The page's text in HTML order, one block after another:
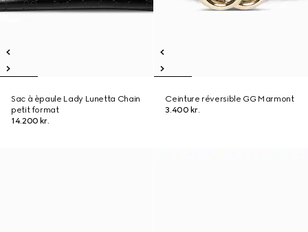
Sac à èpaule Lady Lunetta Chain
petit format
14.200 kr.
Ceinture réversible GG Marmont
3.400 kr.